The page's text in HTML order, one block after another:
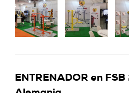
ENTRENADOR en